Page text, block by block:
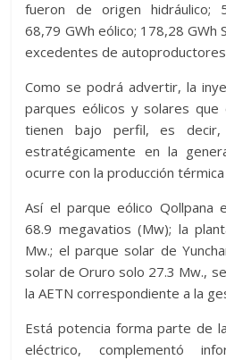
fueron de origen hidráulico;
68,79 GWh eólico; 178,28 GWh
excedentes de
Como se podrá advertir, la
parques eólicos y solares que
tienen bajo perfil, es
estratégicamente en la
ocurre con la producción
Así el parque eólico Qollpana
68.9 megavatios (Mw); la
Mw.; el parque solar de
solar de Oruro solo 27.3 Mw.,
la AETN correspondiente a la
Está potencia forma parte de
eléctrico, complementó